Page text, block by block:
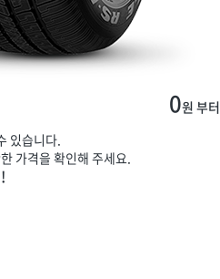
0원 부터
있습니다.
가격을 확인해 주세요.